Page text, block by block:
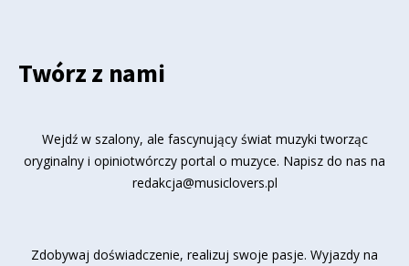
Twórz z nami
Wejdź w szalony, ale fascynujący świat muzyki tworząc
oryginalny i opiniotwórczy portal o muzyce. Napisz do nas na
redakcja@musiclovers.pl
Zdobywaj doświadczenie, realizuj swoje pasje. Wyjazdy na